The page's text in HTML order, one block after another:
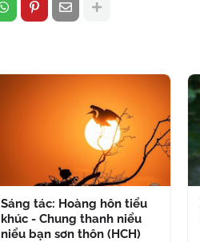
Sáng tác: Hoàng hôn tiểu
khúc - Chung thanh niểu
niểu bạn sơn thôn (HCH)